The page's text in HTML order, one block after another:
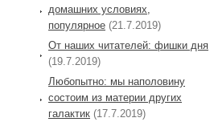
домашних условиях,
популярное (21.7.2019)
От наших читателей: фишки дня
(19.7.2019)
Любопытно: мы наполовину
состоим из материи других
галактик (17.7.2019)